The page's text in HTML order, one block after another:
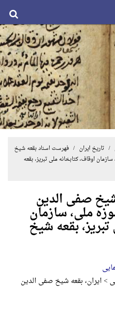
/تاریخ ایران / فهرست اسناد بقعه شیخ
اوقاف، کتابخانه ملی تبریز، بقعه
صفی الدین
ملی، سازمان
بقعه شیخ
> ایران، بقعه شیخ صفی الدین